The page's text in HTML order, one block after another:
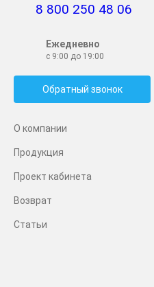
О компании
Продукция
Проект кабинета
Возврат
Статьи
8 800 250 48 06
Ежедневно
с 9:00 до 19:00
Обратный звонок